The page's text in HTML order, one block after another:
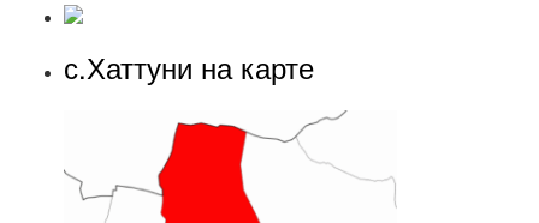
с.Хаттуни на карте